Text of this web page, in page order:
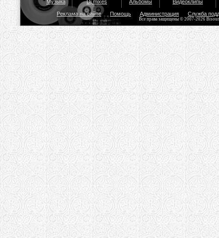
Музыка Dj mixes Альбомы Видеоклипы
Реклама на сайте Помощь Администрация Служба
Все права защищены © 2007-2026